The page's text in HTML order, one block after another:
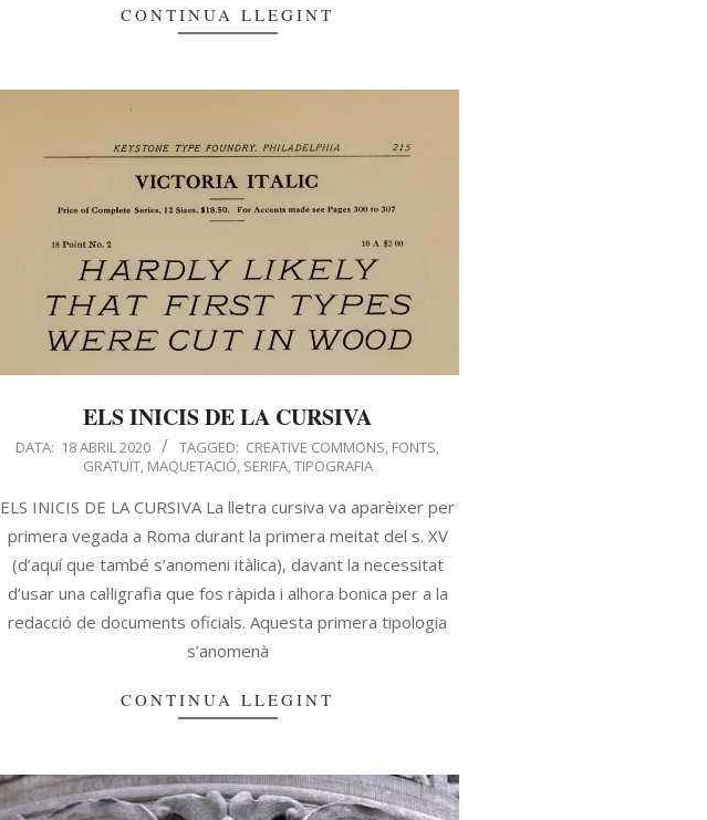
CONTINUA LLEGINT
ELS INICIS DE LA CURSIVA
DATA: 18 ABRIL 2020 TAGGED: CREATIVE COMMONS, FONTS,
GRATUÏT, MAQUETACIÓ, SERIFA,TIPOGRAFIA
ELS INICIS DE LA CURSIVA La lletra cursiva va aparèixer per
primera vegada a Roma durant la primera meitat del s. XV
(d’aquí que també s’anomeni itàlica), davant la necessitat
d’usar una cal·ligrafia que fos ràpida i alhora bonica per a la
redacció de documents oficials. Aquesta primera tipologia
s’anomenà
CONTINUA LLEGINT